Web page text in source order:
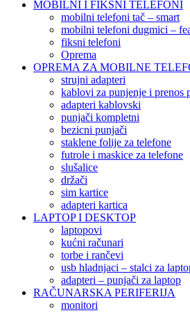
MOBILNI I FIKSNI TELEFONI
mobilni telefoni tač – smart
mobilni telefoni dugmici –
fiksni telefoni
Oprema
OPREMA ZA MOBILNE
strujni adapteri
kablovi za punjenje i prenos
adapteri kablovski
punjači kompletni
bezicni punjači
staklene folije za telefone
futrole i maskice za telefone
slušalice
držači
sim kartice
adapteri kartica
LAPTOP I DESKTOP
laptopovi
kućni računari
torbe i rančevi
usb hladnjaci – stalci za
adapteri – punjači za laptop
RAČUNARSKA PERIFERIJA
monitori